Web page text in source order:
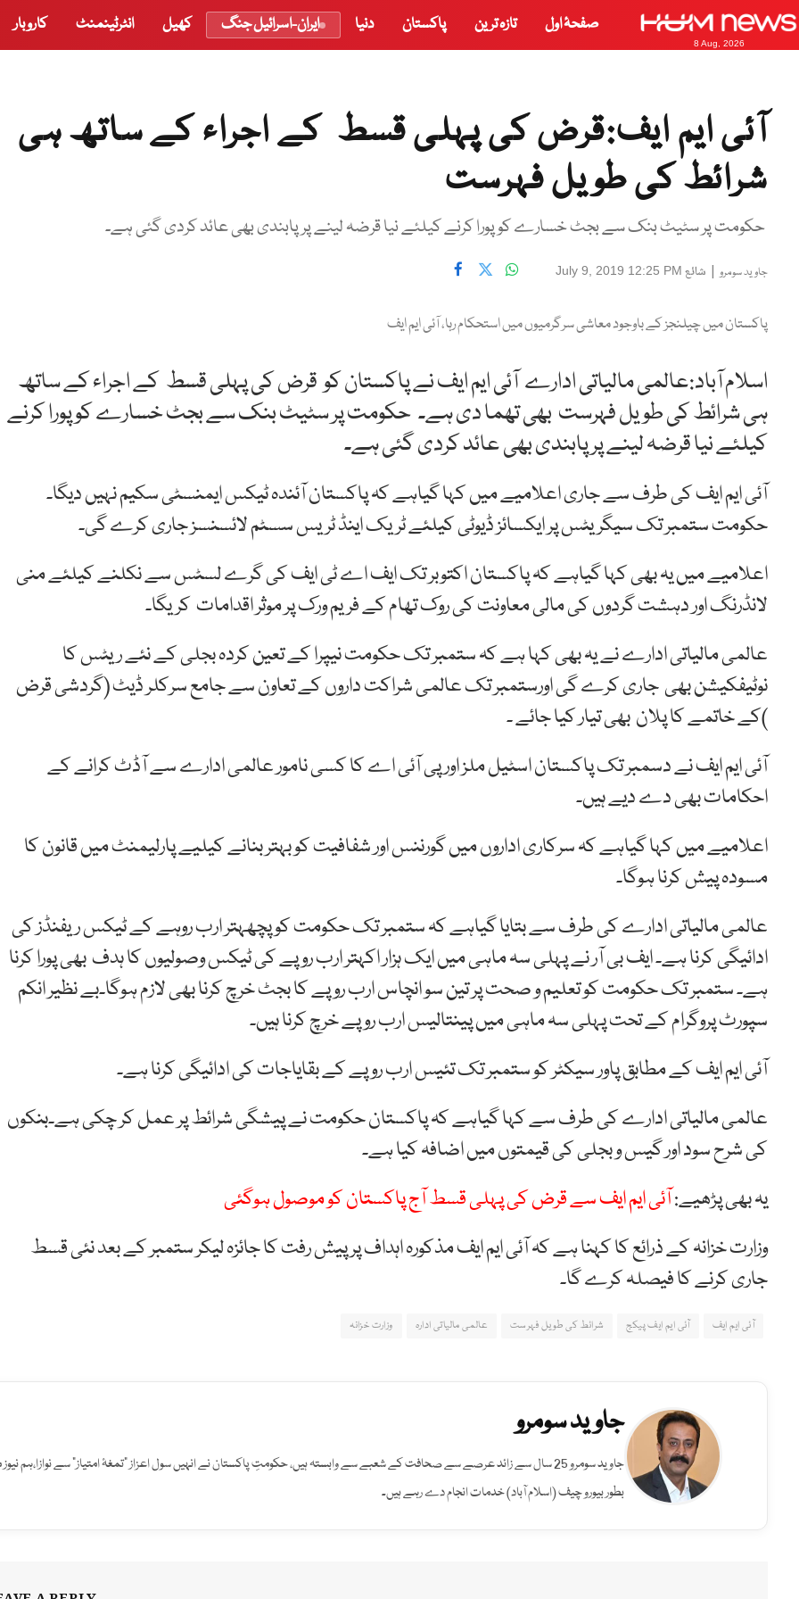
8 Aug, 2026
صفحۂ اول تازہ ترین پاکستان دنیا ایران-اسرائیل جنگ کھیل انٹرٹینمنٹ کاروبار
آئی ایم ایف:قرض کی پہلی قسط کے اجراء کے ساتھ ہی
شرائط کی طویل فہرست
حکومت پر سٹیٹ بنک سے بجٹ خسارے کو پورا کرنے کیلئے نیا قرضہ لینے پر پابندی بھی عائد کردی گئی ہے۔
جاوید سومرو| شائع July 9, 2019 12:25 PM
پاکستان میں چیلنجز کے باوجود معاشی سرگرمیوں میں استحکام رہا، آئی ایم ایف
اسلام آباد:عالمی مالیاتی ادارے آئی ایم ایف نے پاکستان کو قرض کی پہلی قسط کے اجراء کے ساتھ
ہی شرائط کی طویل فہرست بھی تھما دی ہے۔ حکومت پر سٹیٹ بنک سے بجٹ خسارے کو پورا کرنے
کیلئے نیا قرضہ لینے پر پابندی بھی عائد کردی گئی ہے۔
آئی ایم ایف کی طرف سے جاری اعلامیے میں کہا گیاہے کہ پاکستان آئندہ ٹیکس ایمنسٹی سکیم نہیں دیگا۔
حکومت ستمبر تک سیگریٹس پر ایکسائز ڈیوٹی کیلئے ٹریک اینڈ ٹریس سسٹم لائسنسز جاری کرے گی۔
اعلامیے میں یہ بھی کہا گیاہے کہ پاکستان اکتوبر تک ایف اے ٹی ایف کی گرے لسٹس سے نکلنے کیلئے منی
لانڈرنگ اور دہشت گردوں کی مالی معاونت کی روک تھام کے فریم ورک پر موثر اقدامات کریگا۔
عالمی مالیاتی ادارے نے یہ بھی کہا ہے کہ ستمبر تک حکومت نیپرا کے تعین کردہ بجلی کے نئے ریٹس کا
نوٹیفکیشن بھی جاری کرے گی اورستمبر تک عالمی شراکت داروں کے تعاون سے جامع سرکلر ڈیٹ (گردشی قرض
)کے خاتمے کا پلان بھی تیار کیا جائے ۔
آئی ایم ایف نے دسمبر تک پاکستان اسٹیل ملز اور پی آئی اے کا کسی نامور عالمی ادارے سے آڈٹ کرانے کے
احکامات بھی دے دیے ہیں۔
اعلامیے میں کہا گیاہے کہ سرکاری اداروں میں گورننس اور شفافیت کو بہتر بنانے کیلیے پارلیمنٹ میں قانون کا
مسودہ پیش کرنا ہوگا۔
عالمی مالیاتی ادارے کی طرف سے بتایا گیاہے کہ ستمبر تک حکومت کو پچھہتر ارب روہے کے ٹیکس ریفنڈز کی
ادائیگی کرنا ہے۔ ایف بی آر نے پہلی سہ ماہی میں ایک ہزار اکہتر ارب روپے کی ٹیکس وصولیوں کا ہدف بھی پورا کرنا
ہے۔ ستمبر تک حکومت کو تعلیم و صحت پر تین سو انچاس ارب روپے کا بجٹ خرچ کرنا بھی لازم ہوگا۔بے نظیر انکم
سپورٹ پروگرام کے تحت پہلی سہ ماہی میں پینتالیس ارب روپے خرچ کرنا ہیں۔
آئی ایم ایف کے مطابق پاور سیکٹر کو ستمبر تک تئیس ارب روپے کے بقایاجات کی ادائیگی کرنا ہے۔
عالمی مالیاتی ادارے کی طرف سے کہا گیاہے کہ پاکستان حکومت نے پیشگی شرائط پر عمل کر چکی ہے۔بنکوں
کی شرح سود اور گیس و بجلی کی قیمتوں میں اضافہ کیا ہے۔
یہ بھی پڑھیے:آئی ایم ایف سے قرض کی پہلی قسط آج پاکستان کو موصول ہوگئی
وزارت خزانہ کے ذرائع کا کہنا ہے کہ آئی ایم ایف مذکورہ اہداف پرپیش رفت کا جائزہ لیکر ستمبر کے بعد نئی قسط
جاری کرنے کا فیصلہ کرے گا۔
آئی ایم ایف آئی ایم ایف پیکج شرائط کی طویل فہرست عالمی مالیاتی ادارہ وزارت خزانہ
جاوید سومرو
جاوید سومرو 25 سال سے زائد عرصے سے صحافت کے شعبے سے وابستہ ہیں، حکومتِ پاکستان نے انہیں سول اعزاز "تمغۂ امتیاز" سے نوازا،ہم
بطور بیورو چیف (اسلام آباد) خدمات انجام دے رہے ہیں۔